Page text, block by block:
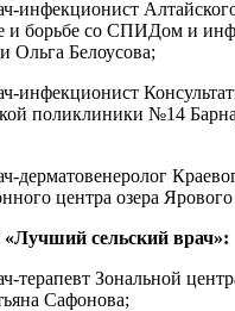
инфекционист
и борьбе со СПИДом и
Ольга Белоусова;
инфекционист
поликлиники №14
дерматовенеролог
центра озера
сельский врач»:
терапевт Зональной
Сафонова;